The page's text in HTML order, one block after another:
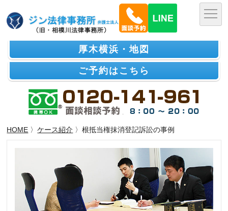
厚木横浜・地図
ご予約はこちら
HOME 〉ケース紹介 〉根抵当権抹消登記訴訟の事例